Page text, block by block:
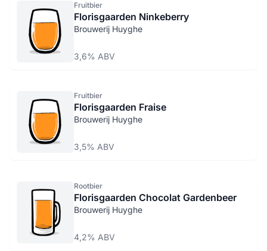
Fruitbier
Florisgaarden Ninkeberry
Brouwerij Huyghe
3,6% ABV
Fruitbier
Florisgaarden Fraise
Brouwerij Huyghe
3,5% ABV
Rootbier
Florisgaarden Chocolat Gardenbeer
Brouwerij Huyghe
4,2% ABV